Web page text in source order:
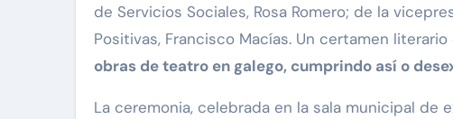
de Servicios Sociales, Rosa Romero; de la
Positivas, Francisco Macías. Un certamen
obras de teatro en galego, cumprindo así o
La ceremonia, celebrada en la sala municipal